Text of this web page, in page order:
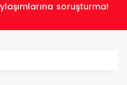
soruşturma!